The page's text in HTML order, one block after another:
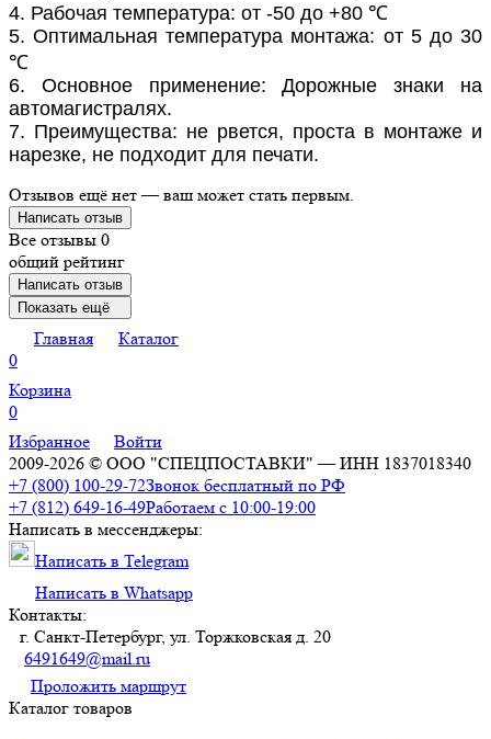
4. Рабочая температура: от -50 до +80 ℃
5. Оптимальная температура монтажа: от 5 до 30
℃
6. Основное применение: Дорожные знаки на
автомагистралях.
7. Преимущества: не рвется, проста в монтаже и
нарезке, не подходит для печати.
Отзывов ещё нет — ваш может стать первым.
Написать отзыв
Все отзывы 0
общий рейтинг
Написать отзыв
Показать ещё
Главная
Каталог
0
Корзина
0
Избранное
Войти
2009-2026 © ООО "СПЕЦПОСТАВКИ" — ИНН 1837018340
+7 (800) 100-29-72Звонок бесплатный по РФ
+7 (812) 649-16-49Работаем с 10:00-19:00
Написать в мессенджеры:
Написать в Telegram
Написать в Whatsapp
Контакты:
г. Санкт-Петербург, ул. Торжковская д. 20
6491649@mail.ru
Проложить маршрут
Каталог товаров